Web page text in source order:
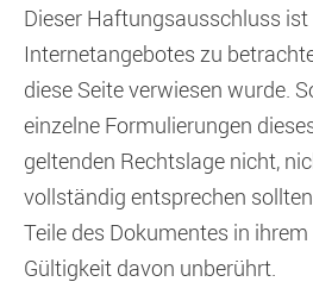
Dieser Haftungsausschluss ist
Internetangebotes zu
diese Seite verwiesen wurde.
einzelne Formulierungen
geltenden Rechtslage nicht,
vollständig entsprechen
Teile des Dokumentes in
Gültigkeit davon unberührt.